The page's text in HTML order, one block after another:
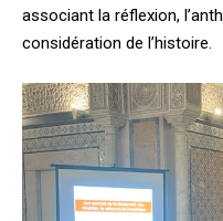
associant la réflexion,
considération de l’histoire.